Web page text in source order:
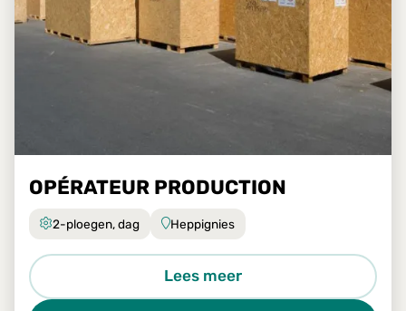
OPÉRATEUR PRODUCTION
2-ploegen, dag Heppignies
Lees meer